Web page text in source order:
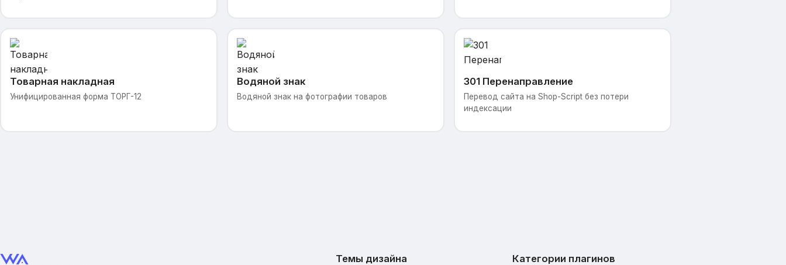
Товарная накладная
Унифицированная форма ТОРГ-12
Водяной знак
Водяной знак на фотографии товаров
301 Перенаправление
Перевод сайта на Shop-Script без потери
индексации
Темы дизайна Категории плагинов